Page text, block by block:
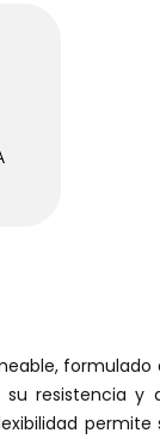
formulado
resistencia y